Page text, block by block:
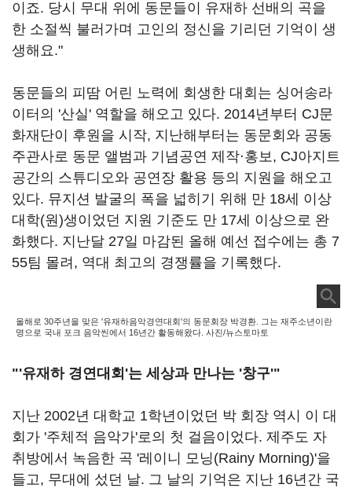
이죠. 당시 무대 위에 동문들이 유재하 선배의 곡을
한 소절씩 불러가며 고인의 정신을 기리던 기억이 생
생해요."
동문들의 피땀 어린 노력에 회생한 대회는 싱어송라
이터의 '산실' 역할을 해오고 있다. 2014년부터 CJ문
화재단이 후원을 시작, 지난해부터는 동문회와 공동
주관사로 동문 앨범과 기념공연 제작·홍보, CJ아지트
공간의 스튜디오와 공연장 활용 등의 지원을 해오고
있다. 뮤지션 발굴의 폭을 넓히기 위해 만 18세 이상
대학(원)생이었던 지원 기준도 만 17세 이상으로 완
화했다. 지난달 27일 마감된 올해 예선 접수에는 총 7
55팀 몰려 , 역대 최고의 경쟁률을 기록했다.
올해로 30주년을 맞은 '유재하음악경연대회'의 동문회장 박경환. 그는 재주소년이란
명으로 국내 포크 음악씬에서 16년간 활동해왔다. 사진/뉴스토마토
"'유재하 경연대회'는 세상과 만나는 '창구'"
지난 2002년 대학교 1학년이었던 박 회장 역시 이 대
회가 '주체적 음악가'로의 첫 걸음이었다. 제주도 자
취방에서 녹음한 곡 '레이니 모닝(Rainy Morning)'을
들고, 무대에 섰던 날. 그 날의 기억은 지난 16년간 국